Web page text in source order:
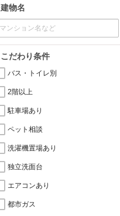
建物名
こだわり条件
バス・トイレ別
2階以上
駐車場あり
ペット相談
洗濯機置場あり
独立洗面台
エアコンあり
都市ガス